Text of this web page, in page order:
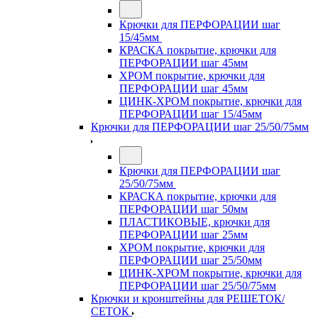
Крючки для ПЕРФОРАЦИИ шаг
15/45мм
КРАСКА покрытие, крючки для
ПЕРФОРАЦИИ шаг 45мм
ХРОМ покрытие, крючки для
ПЕРФОРАЦИИ шаг 45мм
ЦИНК-ХРОМ покрытие, крючки для
ПЕРФОРАЦИИ шаг 15/45мм
Крючки для ПЕРФОРАЦИИ шаг 25/50/75мм
Крючки для ПЕРФОРАЦИИ шаг
25/50/75мм
КРАСКА покрытие, крючки для
ПЕРФОРАЦИИ шаг 50мм
ПЛАСТИКОВЫЕ, крючки для
ПЕРФОРАЦИИ шаг 25мм
ХРОМ покрытие, крючки для
ПЕРФОРАЦИИ шаг 25/50мм
ЦИНК-ХРОМ покрытие, крючки для
ПЕРФОРАЦИИ шаг 25/50/75мм
Крючки и кронштейны для РЕШЕТОК/
СЕТОК